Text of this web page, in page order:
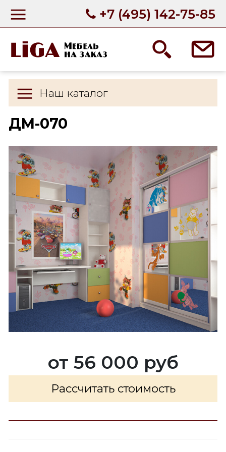
+7 (495) 142-75-85
Наш каталог
ДМ-070
от 56 000 руб
Рассчитать стоимость